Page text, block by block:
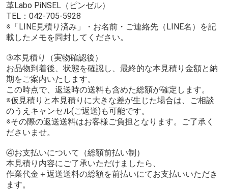
革Labo PiNSEL（ピンゼル）
TEL：042-705-5928
※「LINE見積り済み」・お名前・ご連絡先（LINE名）を記
載したメモを同封してください。
③本見積り（実物確認後）
お品物到着後、状態を確認し、最終的な本見積り金額と納
期をご案内いたします。
この時点で、返送時の送料も含めた総額が確定します。
※仮見積りと本見積りに大きな差が生じた場合は、ご相談
のうえキャンセル(ご返送)も可能です。
※その際の返送送料はお客様ご負担となります。ご了承く
ださいませ。
④お支払いについて（総額前払い制）
本見積り内容にご了承いただけましたら、
作業代金＋返送送料の総額を前払いにてお支払いいただき
ます。